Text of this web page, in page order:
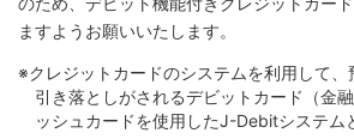
ますようお願いいたします。
※クレジットカードのシステムを利用して、
引き落としがされるデビットカード（金
ッシュカードを使用したJ-Debitシステム